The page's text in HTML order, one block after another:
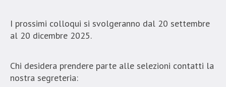
I prossimi colloqui si svolgeranno dal 20 settembre
al 20 dicembre 2025.
Chi desidera prendere parte alle selezioni contatti la
nostra segreteria: